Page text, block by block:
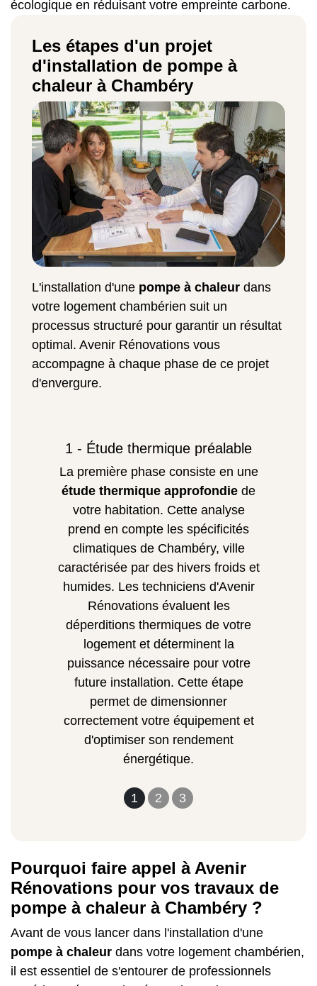
écologique en réduisant votre empreinte carbone.
Les étapes d'un projet
d'installation de pompe à
chaleur à Chambéry
L'installation d'une pompe à chaleur dans
votre logement chambérien suit un
processus structuré pour garantir un résultat
optimal. Avenir Rénovations vous
accompagne à chaque phase de ce projet
d'envergure.
1 2 3
1 - Étude thermique préalable
La première phase consiste en une
étude thermique approfondie de
votre habitation. Cette analyse
prend en compte les spécificités
climatiques de Chambéry, ville
caractérisée par des hivers froids et
humides. Les techniciens d'Avenir
Rénovations évaluent les
déperditions thermiques de votre
logement et déterminent la
puissance nécessaire pour votre
future installation. Cette étape
permet de dimensionner
correctement votre équipement et
d'optimiser son rendement
énergétique.
Pourquoi faire appel à Avenir
Rénovations pour vos travaux de
pompe à chaleur à Chambéry ?
Avant de vous lancer dans l'installation d'une
pompe à chaleur dans votre logement chambérien,
il est essentiel de s'entourer de professionnels